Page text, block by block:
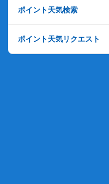
ポイント天気検索
ポイント天気リクエスト